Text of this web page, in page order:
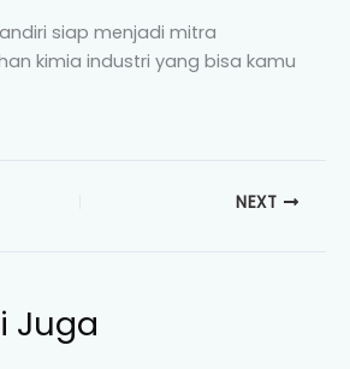
siap menjadi mitra
kimia industri yang bisa kamu
NEXT
Juga